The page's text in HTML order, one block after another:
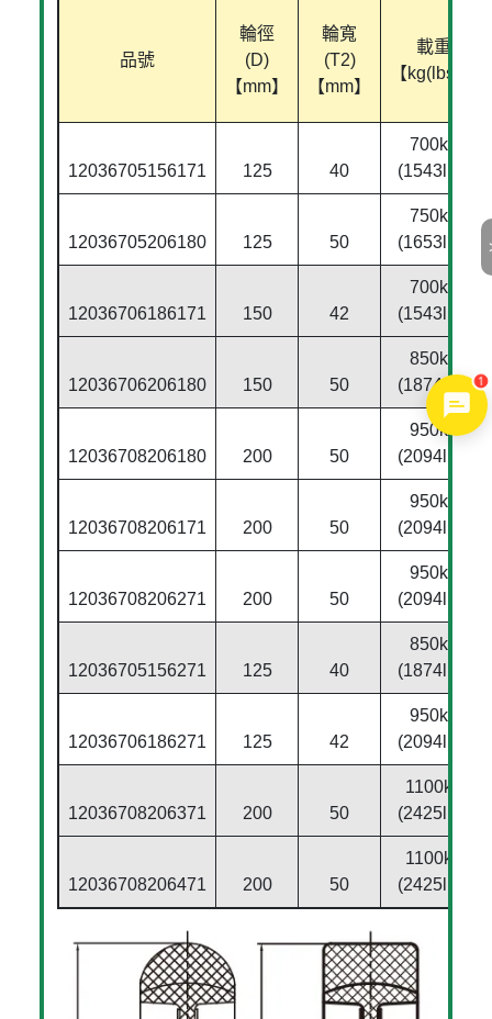
品號
輪徑
(D)
【mm】
輪寬
(T2)
【mm】
載重
【kg(lbs)】
12036705156171 125 40
700kg
(1543lbs)
12036705206180 125 50
750kg
(1653lbs)
12036706186171 150 42
700kg
(1543lbs)
12036706206180 150 50
850kg
(1874lbs)
12036708206180 200 50
950kg
(2094lbs)
12036708206171 200 50
950kg
(2094lbs)
12036708206271 200 50
950kg
(2094lbs)
12036705156271 125 40
850kg
(1874lbs)
12036706186271 125 42
950kg
(2094lbs)
12036708206371 200 50
1100kg
(2425lbs)
12036708206471 200 50
1100kg
(2425lbs)
1